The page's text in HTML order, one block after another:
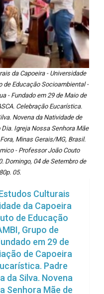
da Capoeira - Universidade
de Educação Socioambiental -
- Fundado em 29 de Maio de
Celebração Eucarística.
Novena da Natividade de
Igreja Nossa Senhora Mãe
Minas Gerais/MG, Brasil.
- Professor João Couto
Domingo, 04 de Setembro de
05.
Culturais
da Capoeira
de Educação
Grupo de
em 29 de
de Capoeira
Padre
da Silva. Novena
Senhora Mãe de